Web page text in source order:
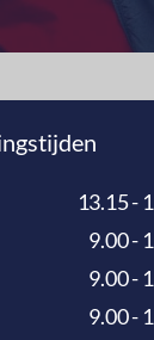
13.15 -
9.00 -
9.00 -
9.00 -